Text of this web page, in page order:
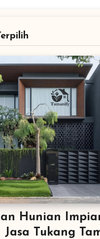
Hunian
Jasa Tukang